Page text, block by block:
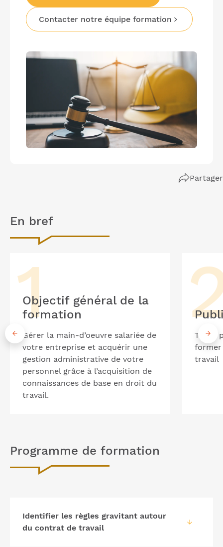
Contacter notre équipe formation
Partager
En bref
Objectif général de la
formation
Gérer la main-d’oeuvre salariée de
votre entreprise et acquérir une
gestion administrative de votre
personnel grâce à l’acquisition de
connaissances de base en droit du
travail.
Toute
former
travail
Programme de formation
Identifier les règles gravitant autour
du contrat de travail